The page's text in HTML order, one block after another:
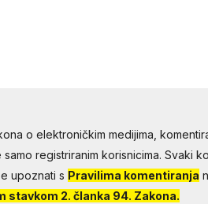
o elektroničkim medijima,
registriranim korisnicima. Svaki
upoznati s Pravilima komentiranja
stavkom 2. članka 94. Zakona.